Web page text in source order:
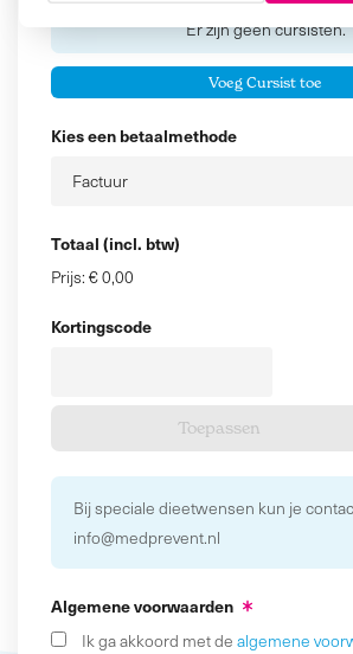
Voornaam
Tussenvoegsel
Er zijn geencursisten.
Voeg Cursist toe
Kies een betaalmethode
Totaal (incl. btw)
Prijs: € 0,00
Kortingscode
Bij speciale dieetwensen kun je
info@medprevent.nl
Algemene voorwaarden
Ik ga akkoord met de algemene